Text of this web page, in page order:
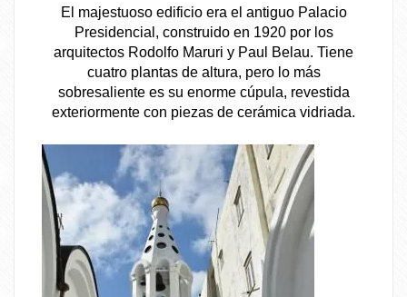
El majestuoso edificio era el antiguo Palacio
Presidencial, construido en 1920 por los
arquitectos Rodolfo Maruri y Paul Belau. Tiene
cuatro plantas de altura, pero lo más
sobresaliente es su enorme cúpula, revestida
exteriormente con piezas de cerámica vidriada.